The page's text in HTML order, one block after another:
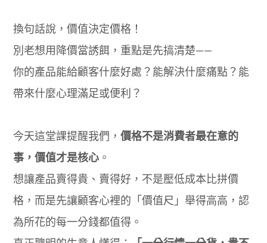
換句話說，價值決定價格！
別老想用降價當誘餌，重點是先搞清楚——
你的產品能給顧客什麼好處？能解決什麼痛點？能
帶來什麼心理滿足或便利？
今天這堂課提醒我們，價格不是消費者最在意的
事，價值才是核心 。
想讓產品賣得貴、賣得好，不是壓低成本比拼價
格，而是先讓顧客心裡的「價值尺」舉得高高，認
為所花的每一分錢都值得。